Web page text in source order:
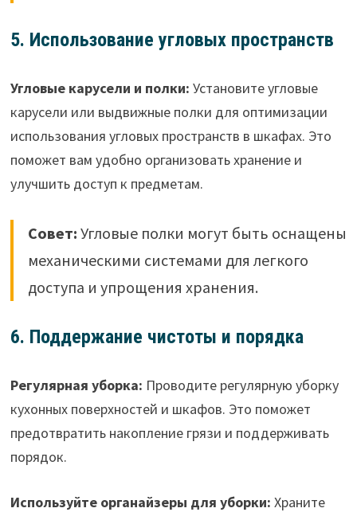
5. Использование угловых пространств
Угловые карусели и полки: Установите угловые
карусели или выдвижные полки для оптимизации
использования угловых пространств в шкафах. Это
поможет вам удобно организовать хранение и
улучшить доступ к предметам.
Совет: Угловые полки могут быть оснащены
механическими системами для легкого
доступа и упрощения хранения.
6. Поддержание чистоты и порядка
Регулярная уборка: Проводите регулярную уборку
кухонных поверхностей и шкафов. Это поможет
предотвратить накопление грязи и поддерживать
порядок.
Используйте органайзеры для уборки: Храните